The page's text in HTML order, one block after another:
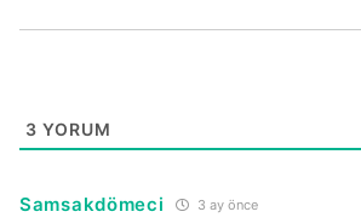
3 YORUM
Samsakdömeci 3 ay önce